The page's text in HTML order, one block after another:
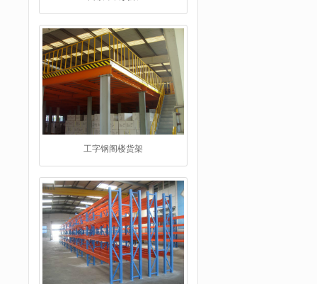
工字钢阁楼货架
重型仓储货架